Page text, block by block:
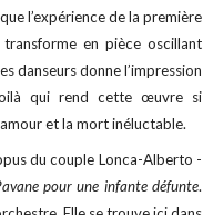
l’expérience de la première
en pièce oscillant
danseurs donne l’impression
qui rend cette œuvre si
et la mort inéluctable.
du couple Lonca-Alberto -
pour une infante défunte.